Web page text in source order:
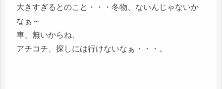
大きすぎるとのこと・・・冬物、ないんじゃないか
なぁ～
車、無いからね、
アチコチ、探しには行けないなぁ・・・。